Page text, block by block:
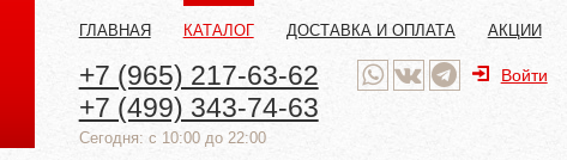
ГЛАВНАЯ КАТАЛОГ ДОСТАВКА И ОПЛАТА АКЦИИ
+7 (965) 217-63-62
+7 (499) 343-74-63
Cегодня: с 10:00 до 22:00
Войти